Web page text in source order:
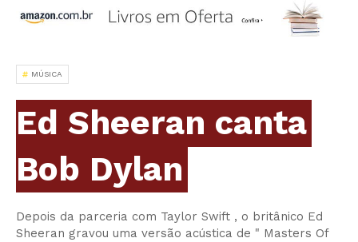
MÚSICA
Ed Sheeran canta
Bob Dylan
Depois da parceria com Taylor Swift , o britânico Ed
Sheeran gravou uma versão acústica de " Masters Of